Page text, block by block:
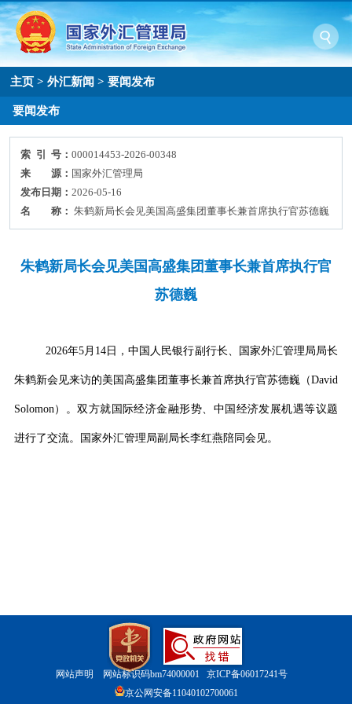
主页 >外汇新闻 >要闻发布
要闻发布
索 引 号：000014453-2026-00348
来 源： 国家外汇管理局
发布日期：2026-05-16
名 称： 朱鹤新局长会见美国高盛集团董事长兼首席执行官苏德巍
朱鹤新局长会见美国高盛集团董事长兼首席执行官
苏德巍
2026年5 月 14 日，中国人民银行副行长、国家外汇管理局局长
朱鹤新会见来访的美国高盛集团董事长兼首席执行官苏德巍（David
Solomon ）。双方就国际经济金融形势、中国经济发展机遇等议题
进行了交流。国家外汇管理局副局长李红燕陪同会见。
网站声明 网站标识码bm74000001 京ICP备06017241号
京公网安备11040102700061